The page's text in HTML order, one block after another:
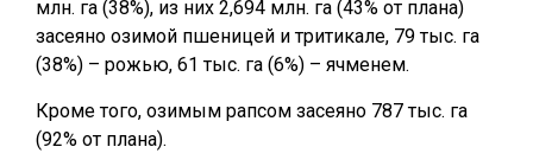
млн. га (38%), из них 2,694 млн. га (43% от плана)
засеяно озимой пшеницей и тритикале, 79 тыс. га
(38%) – рожью, 61 тыс. га (6%) – ячменем.
Кроме того, озимым рапсом засеяно 787 тыс. га
(92% от плана).